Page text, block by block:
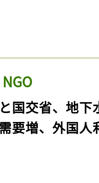
国交省、地下
要増、外国人